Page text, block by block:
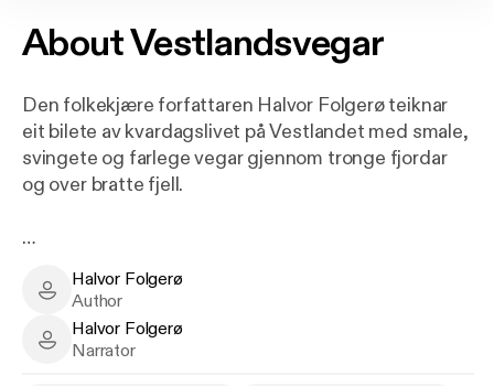
AboutVestlandsvegar
Den folkekjære forfattaren Halvor Folgerø teiknar
eit bilete av kvardagslivet på Vestlandet med smale,
svingete og farlege vegar gjennom tronge fjordar
og over bratte fjell.
I denne boka tek Halvor Folgerø oss med på ei reise
tilbake i tid og på utsida av tunnellane, til både
berykta og berømte vegar. Nokre vegstrekk er
Halvor Folgerø - Author
Halvor Folgerø
Author
Halvor Folgerø - Narrator
Halvor Folgerø
Narrator